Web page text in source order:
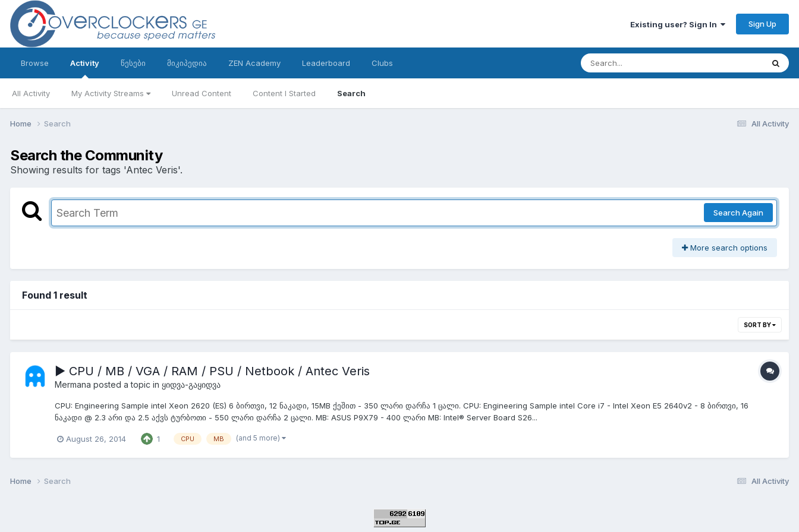
Existing user? Sign In Sign Up
Browse Activity
All Activity My Activity Streams Unread Content Content I Started Search
წესები მიკიპედია ZEN Academy Leaderboard Clubs
All Activity
Home Search
Search the Community
Showing results for tags 'Antec Veris'.
Search Again
More search options
Found 1 result
SORT BY
▶ CPU / MB / VGA / RAM / PSU / Netbook / Antec Veris
Mermana posted a topic in ყიდვა-გაყიდვა
CPU: Engineering Sample intel Xeon 2620 (ES) 6 ბირთვი, 12 ნაკადი, 15MB ქეშით - 350 ლარი დარჩა 1 ცალი. CPU: Engineering Sample intel Core i7 - Intel Xeon E5 2640v2 - 8 ბირთვი, 16
ნაკადი @ 2.3 არი და 2.5 აქვს ტურბოთი - 550 ლარი დარჩა 2 ცალი. MB: ASUS P9X79 - 400 ლარი MB: Intel® Server Board S26...
August 26, 2014 1 CPU MB (and 5 more)
All Activity
Home Search